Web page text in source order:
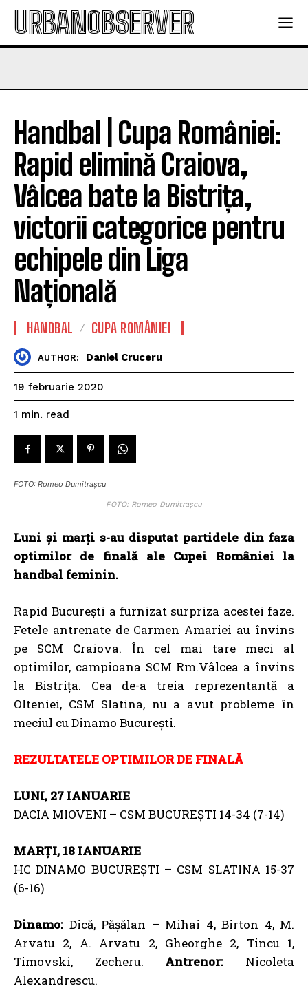
URBANOBSERVER
Handbal | Cupa României:
Rapid elimină Craiova,
Vâlcea bate la Bistrița,
victorii categorice pentru
echipele din Liga
Națională
HANDBAL CUPA ROMÂNIEI
AUTHOR: Daniel Cruceru
19 februarie 2020
1 min. read
FOTO: Romeo Dumitrașcu
FOTO: Romeo Dumitrașcu
Luni și marți s-au disputat partidele din faza
optimilor de finală ale Cupei României la
handbal feminin.
Rapid București a furnizat surpriza acestei faze.
Fetele antrenate de Carmen Amariei au învins
pe SCM Craiova. În cel mai tare meci al
optimilor, campioana SCM Rm.Vâlcea a învins
la Bistrița. Cea de-a treia reprezentantă a
Olteniei, CSM Slatina, nu a avut probleme în
meciul cu Dinamo București.
REZULTATELE OPTIMILOR DE FINALĂ
LUNI, 27 IANUARIE
DACIA MIOVENI – CSM BUCUREȘTI 14-34 (7-14)
MARȚI, 18 IANUARIE
HC DINAMO BUCUREȘTI – CSM SLATINA 15-37
(6-16)
Dinamo: Dică, Pășălan – Mihai 4, Birton 4, M.
Arvatu 2, A. Arvatu 2, Gheorghe 2, Tincu 1,
Timovski, Zecheru. Antrenor: Nicoleta
Alexandrescu.